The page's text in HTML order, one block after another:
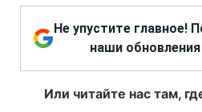
Не упустите главное!
наши
Или читайте нас там,